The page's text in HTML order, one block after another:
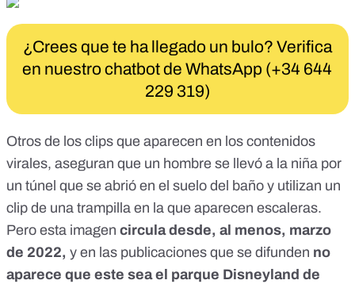
¿Crees que te ha llegado un bulo? Verifica
en nuestro chatbot de WhatsApp (+34 644
229 319)
Otros de los clips que aparecen en los contenidos
virales, aseguran que un hombre se llevó a la niña por
un túnel que se abrió en el suelo del baño y utilizan un
clip de una trampilla en la que aparecen escaleras.
Pero esta imagen circula desde, al menos, marzo
de 2022, y en las publicaciones que se difunden no
aparece que este sea el parque Disneyland de